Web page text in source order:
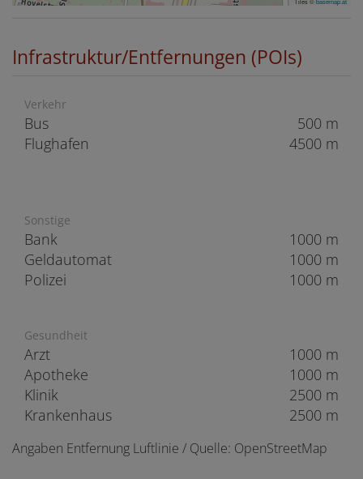
Infrastruktur/Entfernungen (POIs)
Verkehr
Bus
500 m
Flughafen
4500 m
Sonstige
Bank
1000 m
Geldautomat
1000 m
Polizei
1000 m
Gesundheit
Arzt
1000 m
Apotheke
1000 m
Klinik
2500 m
Krankenhaus
2500 m
Angaben Entfernung Luftlinie / Quelle: OpenStreetMap